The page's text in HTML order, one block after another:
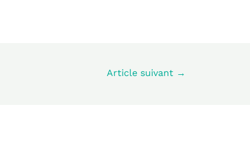
Article suivant →